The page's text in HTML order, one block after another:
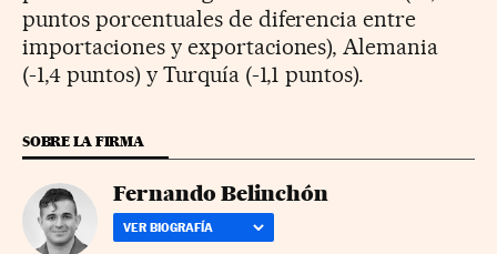
puntos porcentuales de diferencia entre
importaciones y exportaciones), Alemania
(-1,4 puntos) y Turquía (-1,1 puntos).
SOBRE LA FIRMA
Fernando Belinchón
VER BIOGRAFÍA